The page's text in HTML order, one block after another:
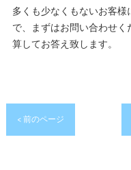
多くも少なくもないお客
で、まずはお問い合わせ
算してお答え致します。
< 前のページ